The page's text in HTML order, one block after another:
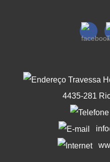
Travessa
4435-281